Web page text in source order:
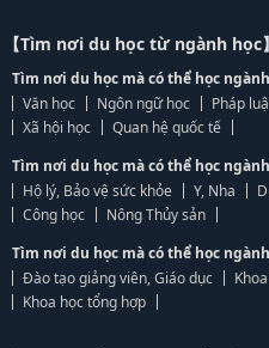
【Tìm nơi du học từ ngành học】
Tìm nơi du học mà có thể học
Văn học
Ngôn ngữ học Pháp
Xã hội học
Quan hệ quốc tế
Tìm nơi du học mà có thể học
Hộ lý, Bảo vệ sức khỏe
Y, Nha
Công học
Nông Thủy sản
Tìm nơi du học mà có thể học
Đào tạo giảng viên, Giáo dục
Khoa học tổng hợp